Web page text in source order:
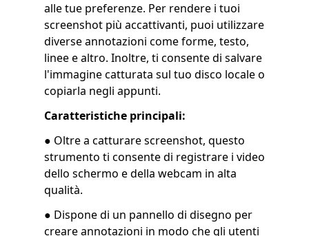
alle tue preferenze. Per rendere i tuoi
screenshot più accattivanti, puoi utilizzare
diverse annotazioni come forme, testo,
linee e altro. Inoltre, ti consente di salvare
l'immagine catturata sul tuo disco locale o
copiarla negli appunti.
Caratteristiche principali:
● Oltre a catturare screenshot, questo
strumento ti consente di registrare i video
dello schermo e della webcam in alta
qualità.
● Dispone di un pannello di disegno per
creare annotazioni in modo che gli utenti